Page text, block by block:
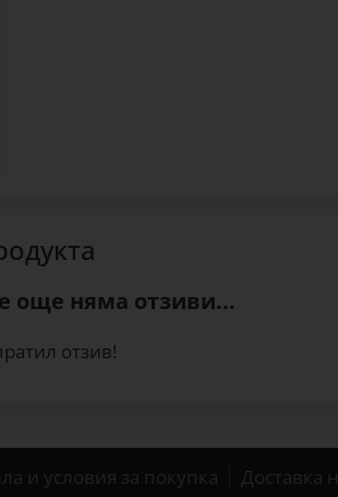
още няма отзиви...
отзив!
и условия за покупка Доставка